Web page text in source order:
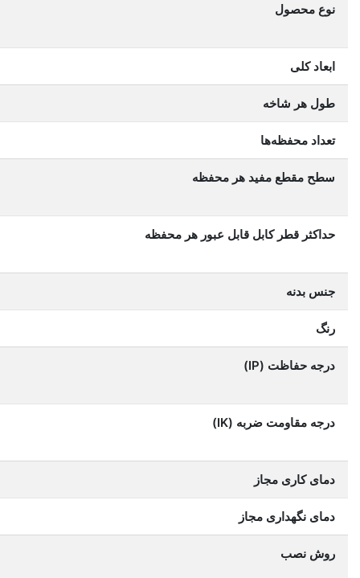
نوع محصول
ابعاد کلی
طول هر شاخه
تعداد محفظه‌ها
سطح مقطع مفید هر محفظه
حداکثر قطر کابل قابل عبور هر محفظه
جنس بدنه
رنگ
درجه حفاظت (IP)
درجه مقاومت ضربه (IK)
دمای کاری مجاز
دمای نگهداری مجاز
روش نصب